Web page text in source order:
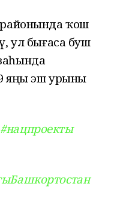
районында ҡош
ул бығаса буш
яңы эш урыны
#нацпроекты